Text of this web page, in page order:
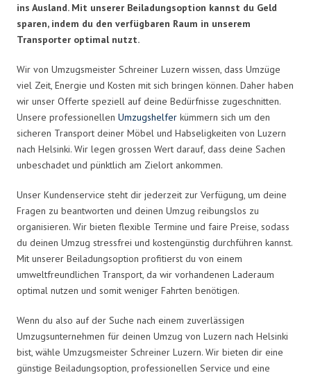
ins Ausland. Mit unserer Beiladungsoption kannst du Geld
sparen, indem du den verfügbaren Raum in unserem
Transporter optimal nutzt.
Wir von Umzugsmeister Schreiner Luzern wissen, dass Umzüge
viel Zeit, Energie und Kosten mit sich bringen können. Daher haben
wir unser Offerte speziell auf deine Bedürfnisse zugeschnitten.
Unsere professionellen Umzugshelfer kümmern sich um den
sicheren Transport deiner Möbel und Habseligkeiten von Luzern
nach Helsinki. Wir legen grossen Wert darauf, dass deine Sachen
unbeschadet und pünktlich am Zielort ankommen.
Unser Kundenservice steht dir jederzeit zur Verfügung, um deine
Fragen zu beantworten und deinen Umzug reibungslos zu
organisieren. Wir bieten flexible Termine und faire Preise, sodass
du deinen Umzug stressfrei und kostengünstig durchführen kannst.
Mit unserer Beiladungsoption profitierst du von einem
umweltfreundlichen Transport, da wir vorhandenen Laderaum
optimal nutzen und somit weniger Fahrten benötigen.
Wenn du also auf der Suche nach einem zuverlässigen
Umzugsunternehmen für deinen Umzug von Luzern nach Helsinki
bist, wähle Umzugsmeister Schreiner Luzern. Wir bieten dir eine
günstige Beiladungsoption, professionellen Service und eine